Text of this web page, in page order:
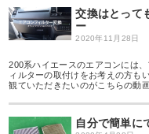
交換はとって
ー
2020年11月28日
200系ハイエースのエアコンには
ィルターの取付けをお考えの方も
観ていただきたいのがこちらの動
自分で簡単に